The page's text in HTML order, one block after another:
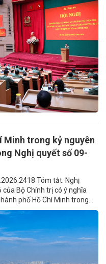
Minh trong kỷ nguyên
Nghị quyết số 09-
Tóm tắt: Nghị
Bộ Chính trị có ý nghĩa
phố Hồ Chí Minh trong...